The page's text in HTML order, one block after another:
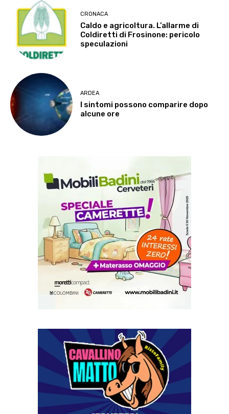
CRONACA
Caldo e agricoltura. L’allarme di
Coldiretti di Frosinone: pericolo
speculazioni
ARDEA
I sintomi possono comparire dopo
alcune ore